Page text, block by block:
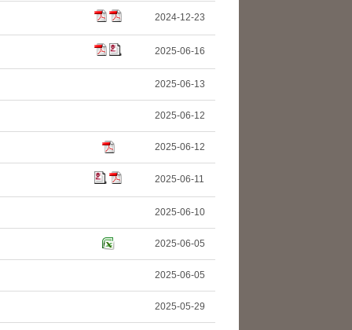
2024-12-23
2025-06-16
2025-06-13
2025-06-12
2025-06-12
2025-06-11
2025-06-10
2025-06-05
2025-06-05
2025-05-29